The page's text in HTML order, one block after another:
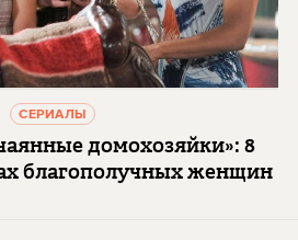
СЕРИАЛЫ
домохозяйки»: 8
благополучных женщин